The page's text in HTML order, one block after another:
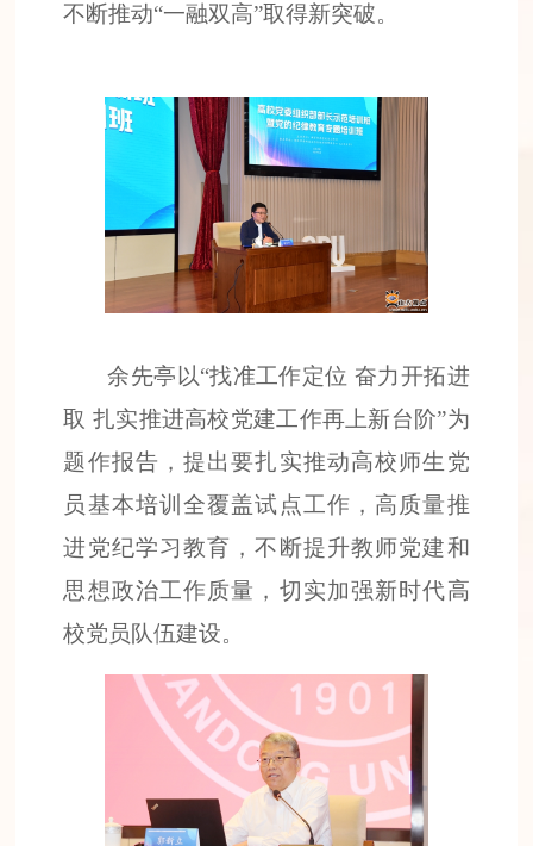
不断推动“一融双高”取得新突破。
余先亭以“找准工作定位 奋力开拓进
取 扎实推进高校党建工作再上新台阶”为
题作报告，提出要扎实推动高校师生党
员基本培训全覆盖试点工作，高质量推
进党纪学习教育，不断提升教师党建和
思想政治工作质量，切实加强新时代高
校党员队伍建设。